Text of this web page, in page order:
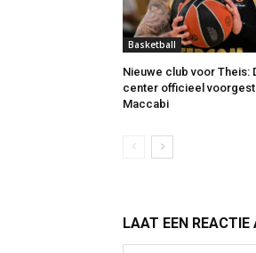
Basketball
Nieuwe club voor Theis:
center officieel
Maccabi
LAAT EEN REACTIE